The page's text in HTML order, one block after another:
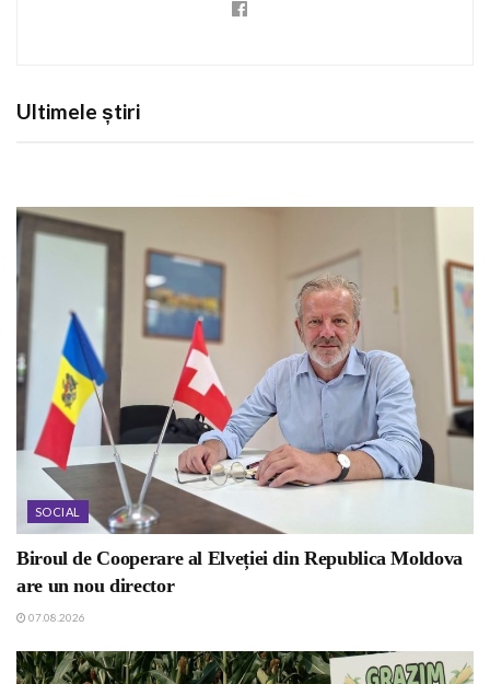
Ultimele știri
SOCIAL
Biroul de Cooperare al Elveției din Republica Moldova
are un nou director
07.08.2026